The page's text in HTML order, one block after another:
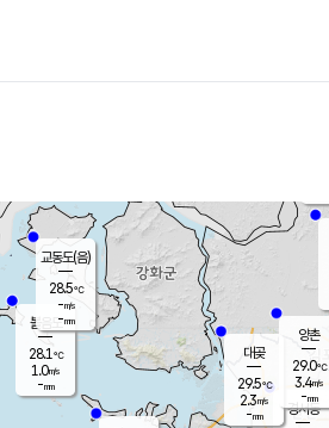
볼음도
28.1℃
1.0m/s
-mm
경서동
대곶
29.5℃
2.3m/s
-mm
양촌
29.0℃
3.4m/s
-mm
교동도(음)
28.5℃
-m/s
-mm